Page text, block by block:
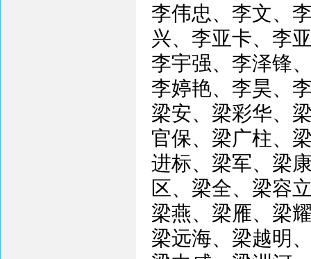
李伟忠、李文、
兴、李亚卡、李
李宇强、李泽锋
李婷艳、李昊、
梁安、梁彩华、
官保、梁广柱、
进标、梁军、梁
区、梁全、梁容
梁燕、梁雁、梁
梁远海、梁越明